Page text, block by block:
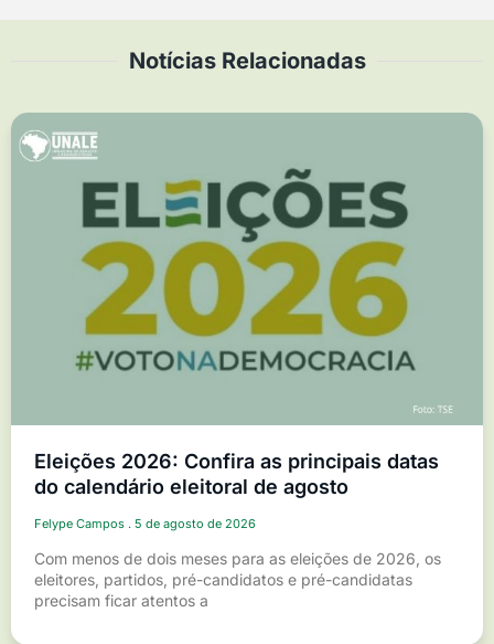
Notícias Relacionadas
Eleições 2026: Confira as principais datas
do calendário eleitoral de agosto
Felype Campos 5 de agosto de 2026
Com menos de dois meses para as eleições de 2026, os
eleitores, partidos, pré-candidatos e pré-candidatas
precisam ficar atentos a